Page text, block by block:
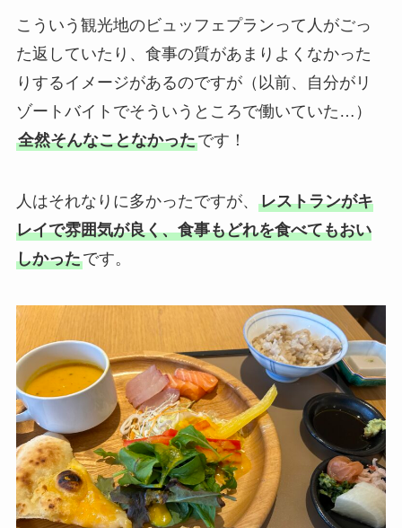
こういう観光地のビュッフェプランって人がごっ
た返していたり、食事の質があまりよくなかった
りするイメージがあるのですが（以前、自分がリ
ゾートバイトでそういうところで働いていた…）
全然そんなことなかったです！
人はそれなりに多かったですが、 レストランがキ
レイで雰囲気が良く、食事もどれを食べてもおい
しかったです。